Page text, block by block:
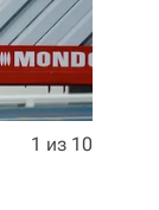
1 из 10